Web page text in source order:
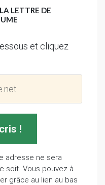
LETTRE DE
et cliquez
adresse ne sera
soit. Vous pouvez à
grâce au lien au bas